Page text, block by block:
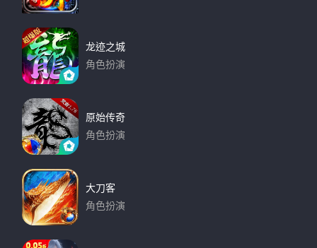
龙迹之城
角色扮演
原始传奇
角色扮演
大刀客
角色扮演